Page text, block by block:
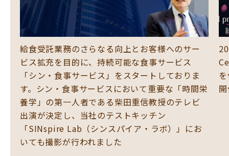
給食受託業務のさらなる向上とお客様へのサー
ビス拡充を目的に、持続可能な食事サービス
「シン・食事サービス」をスタートしておりま
す。シン・食事サービスにおいて重要な「時間栄
養学」の第一人者である柴田重信教授のテレビ
出演が決定し、当社のテストキッチン
「SINspire Lab（シンスパイア・ラボ）」にお
いても撮影が行われました